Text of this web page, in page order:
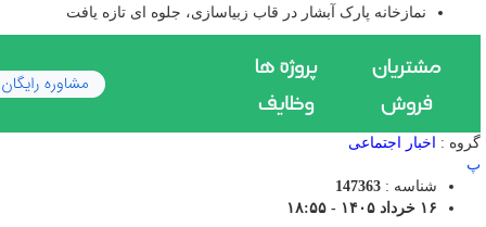
نمازخانه پارک آبشار در قاب زبیاسازی، جلوه ای تازه یافت
گروه :
اخبار اجتماعی
پ
شناسه : 147363
۱۶ خرداد ۱۴۰۵ - ۱۸:۵۵